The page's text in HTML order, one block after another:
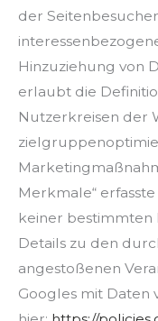
der
Hinzuziehung von
erlaubt die
Nutzerkreisen der
Merkmale“
keiner
Details zu den
angestoßenen
Googles mit Daten